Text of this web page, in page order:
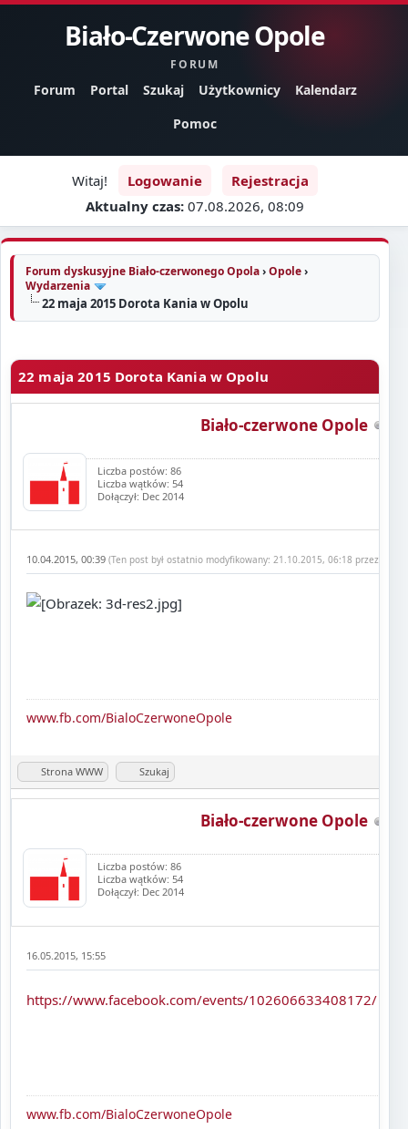
Biało-Czerwone Opole
FORUM
Forum Portal Szukaj Użytkownicy
Kalendarz
Pomoc
Witaj! Logowanie
Rejestracja
Aktualny czas: 07.08.2026, 08:09
Forum dyskusyjne Biało-czerwonego Opola›Opole›
Wydarzenia
22 maja 2015 Dorota Kania w Opolu
22 maja 2015 Dorota Kania w Opolu
Biało-czerwone Opole
Liczba postów: 86
Liczba wątków: 54
Dołączył: Dec 2014
10.04.2015, 00:39 (Ten post był ostatnio modyfikowany: 21.10.2015, 06:18 przez
www.fb.com/BialoCzerwoneOpole
Strona WWW Szukaj
Biało-czerwone Opole
Liczba postów: 86
Liczba wątków: 54
Dołączył: Dec 2014
16.05.2015, 15:55
https://www.facebook.com/events/102606633408172/
www.fb.com/BialoCzerwoneOpole